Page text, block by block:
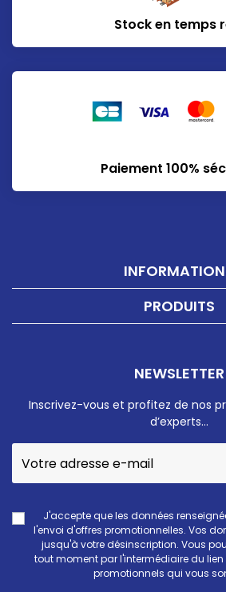
Stock en temps
Paiement 100%
PRODUITS
NEWSLETTER
Inscrivez-vous et profitez de nos
d’experts…
J'accepte que les données
l'envoi d'offres promotionnelles. Vos
jusqu'à votre désinscription. Vous
tout moment par l'intermédiaire du
promotionnels qui vous